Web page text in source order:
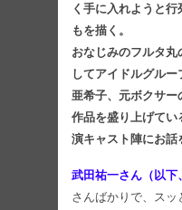
く手に入れようと
もを描く。
おなじみのフルタ丸
してアイドルグル
亜希子、元ボクサ
作品を盛り上げてい
演キャスト陣にお話
武田祐一さん（以下
さんばかりで、ス